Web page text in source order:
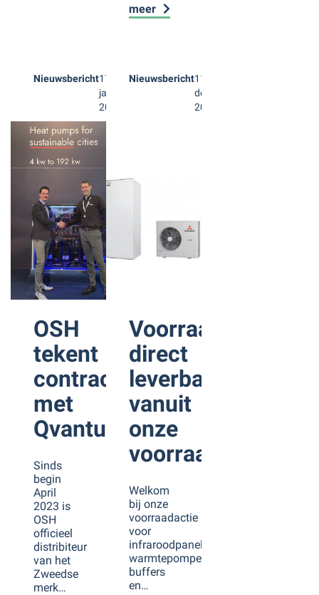
meer
Nieuwsbericht17
januari
2024
OSH
tekent
contract
met
Qvantum
Sinds
begin
April
2023 is
OSH
officieel
distribiteur
van het
Zweedse
merk…
Nieuwsbericht11
december
2023
Voorraadactie;
direct
leverbaar
vanuit
onze
voorraad
Welkom
bij onze
voorraadactie
voor
infraroodpanelen,
warmtepompen,
buffers
en…